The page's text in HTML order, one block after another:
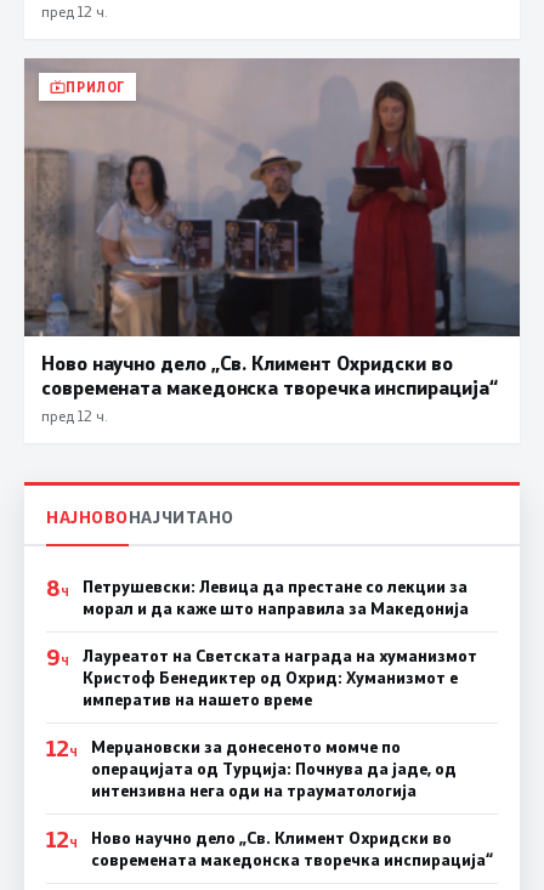
пред 12 ч.
ПРИЛОГ
Ново научно дело „Св. Климент Охридски во
современата македонска творечка инспирација“
пред 12 ч.
НАЈНОВОНАЈЧИТАНО
8Ч
Петрушевски: Левица да престане со лекции за
морал и да каже што направила за Македонија
9Ч
Лауреатот на Светската награда на хуманизмот
Кристоф Бенедиктер од Охрид: Хуманизмот е
императив на нашето време
12Ч
Мерџановски за донесеното момче по
операцијата од Турција: Почнува да јаде, од
интензивна нега оди на трауматологија
12Ч
Ново научно дело „Св. Климент Охридски во
современата македонска творечка инспирација“